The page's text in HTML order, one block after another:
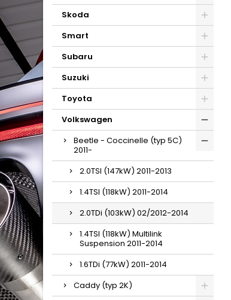
Skoda
Smart
Subaru
Suzuki
Toyota
Volkswagen
Beetle - Coccinelle (typ 5C)
2011-
2.0TSI (147kW) 2011-2013
1.4TSI (118kW) 2011-2014
2.0TDi (103kW) 02/2012-2014
1.4TSI (118kW) Multilink
Suspension 2011-2014
1.6TDi (77kW) 2011-2014
Caddy (typ 2K)